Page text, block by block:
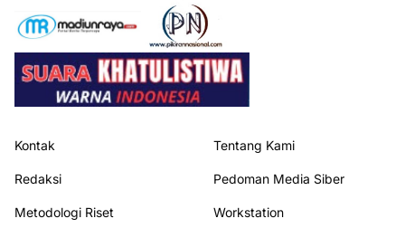
Kontak Tentang Kami
Redaksi Pedoman Media Siber
Metodologi Riset Workstation